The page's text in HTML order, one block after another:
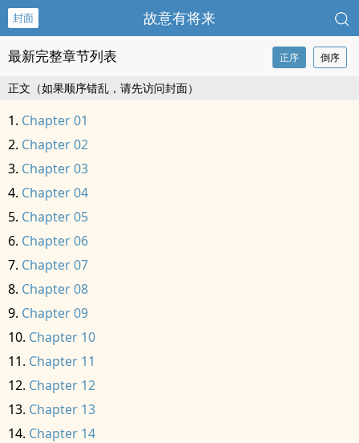
封面 故意有将来
最新完整章节列表 正序 倒序
正文（如果顺序错乱，请先访问封面）
Chapter 01
Chapter 02
Chapter 03
Chapter 04
Chapter 05
Chapter 06
Chapter 07
Chapter 08
Chapter 09
Chapter 10
Chapter 11
Chapter 12
Chapter 13
Chapter 14